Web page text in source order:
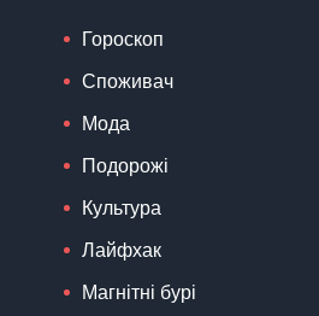
Гороскоп
Споживач
Мода
Подорожі
Культура
Лайфхак
Магнітні бурі